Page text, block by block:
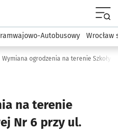
podserwis:
Autobusowy Wrocław
Wymiana ogrodzenia na terenie Szkoły
na terenie
Nr 6 przy ul.